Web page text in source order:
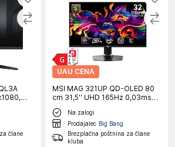
člane
UAU CENA
MSI MAG 321UP QD-OLED 80
cm 31,5'' UHD 165Hz 0,03ms
monitor
Na zalogi
Prodajalec Big Bang
Brezplačna poštnina za člane
kluba